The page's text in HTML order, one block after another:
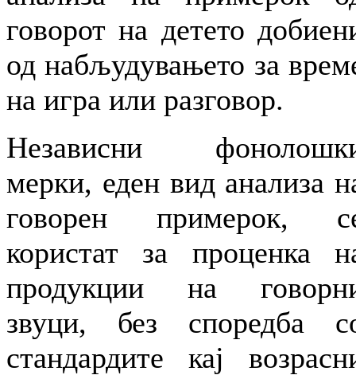
говорот на детето
од набљудувањето за
на игра или разговор.
Независни
мерки, еден вид анализа
говорен примерок,
користат за проценка
продукции на
звуци, без споредба
стандардите кај